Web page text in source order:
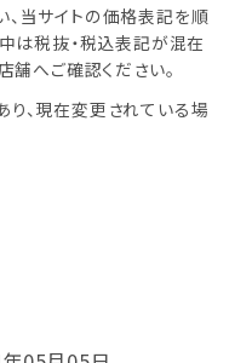
当サイトの価格表記を順
は税抜・税込表記が混在
へご確認ください。
、現在変更されている場